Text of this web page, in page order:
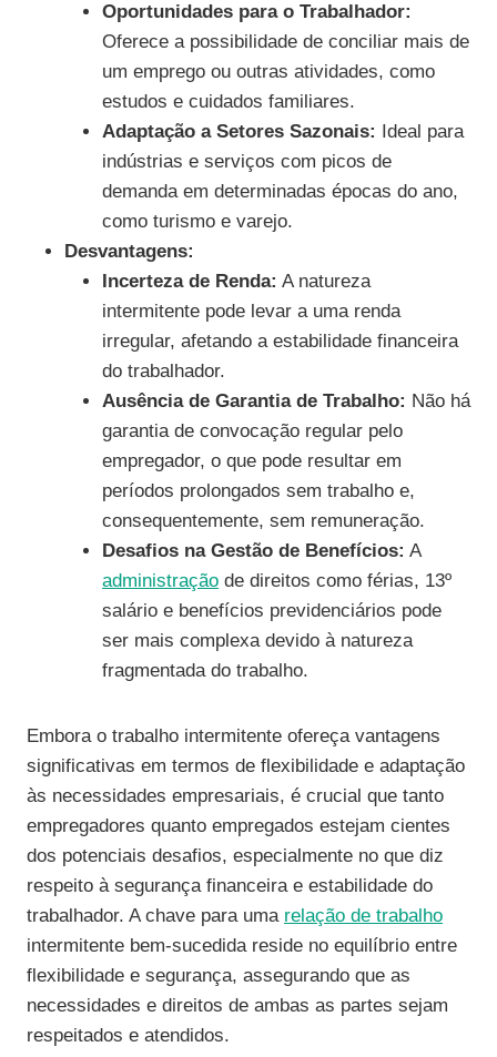
Oportunidades para o Trabalhador:
Oferece a possibilidade de conciliar mais de
um emprego ou outras atividades, como
estudos e cuidados familiares.
Adaptação a Setores Sazonais:
Ideal para
indústrias e serviços com picos de
demanda em determinadas épocas do ano,
como turismo e varejo.
Desvantagens:
Incerteza de Renda: A natureza
intermitente pode levar a uma renda
irregular, afetando a estabilidade financeira
do trabalhador.
Ausência de Garantia de Trabalho: Não há
garantia de convocação regular pelo
empregador, o que pode resultar em
períodos prolongados sem trabalho e,
consequentemente, sem remuneração.
Desafios na Gestão de Benefícios: A
administração de direitos como férias, 13º
salário e benefícios previdenciários pode
ser mais complexa devido à natureza
fragmentada do trabalho.
Embora o trabalho intermitente ofereça vantagens
significativas em termos de flexibilidade e adaptação
às necessidades empresariais, é crucial que tanto
empregadores quanto empregados estejam cientes
dos potenciais desafios, especialmente no que diz
respeito à segurança financeira e estabilidade do
trabalhador. A chave para uma relação de trabalho
intermitente bem-sucedida reside no equilíbrio entre
flexibilidade e segurança, assegurando que as
necessidades e direitos de ambas as partes sejam
respeitados e atendidos.